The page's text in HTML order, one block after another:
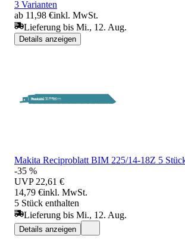
3 Varianten
ab 11,98 €inkl. MwSt.
Lieferung bis Mi., 12. Aug.
Details anzeigen
Makita Reciproblatt BIM 225/14-18Z 5
-35 %
UVP 22,61 €
14,79 €inkl. MwSt.
5 Stück enthalten
Lieferung bis Mi., 12. Aug.
Details anzeigen